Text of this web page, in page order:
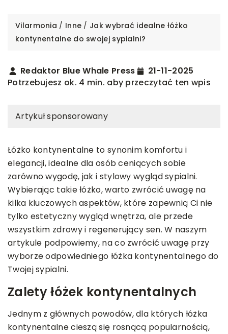
Vilarmonia / Inne / Jak wybrać idealne łóżko
kontynentalne do swojej sypialni?
Redaktor Blue Whale Press
21-11-2025
Potrzebujesz ok. 4 min. aby przeczytać ten wpis
Artykuł sponsorowany
Łóżko kontynentalne to synonim komfortu i
elegancji, idealne dla osób ceniących sobie
zarówno wygodę, jak i stylowy wygląd sypialni.
Wybierając takie łóżko, warto zwrócić uwagę na
kilka kluczowych aspektów, które zapewnią Ci nie
tylko estetyczny wygląd wnętrza, ale przede
wszystkim zdrowy i regenerujący sen. W naszym
artykule podpowiemy, na co zwrócić uwagę przy
wyborze odpowiedniego łóżka kontynentalnego do
Twojej sypialni.
Zalety łóżek kontynentalnych
Jednym z głównych powodów, dla których łóżka
kontynentalne cieszą się rosnącą popularnością,